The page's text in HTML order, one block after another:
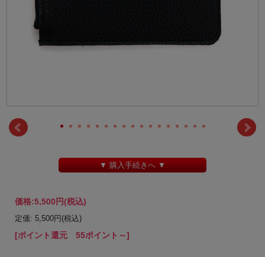
▼ 購入手続きへ ▼
価格:5,500円(税込)
定価: 5,500円(税込)
[ポイント還元 55ポイント～]